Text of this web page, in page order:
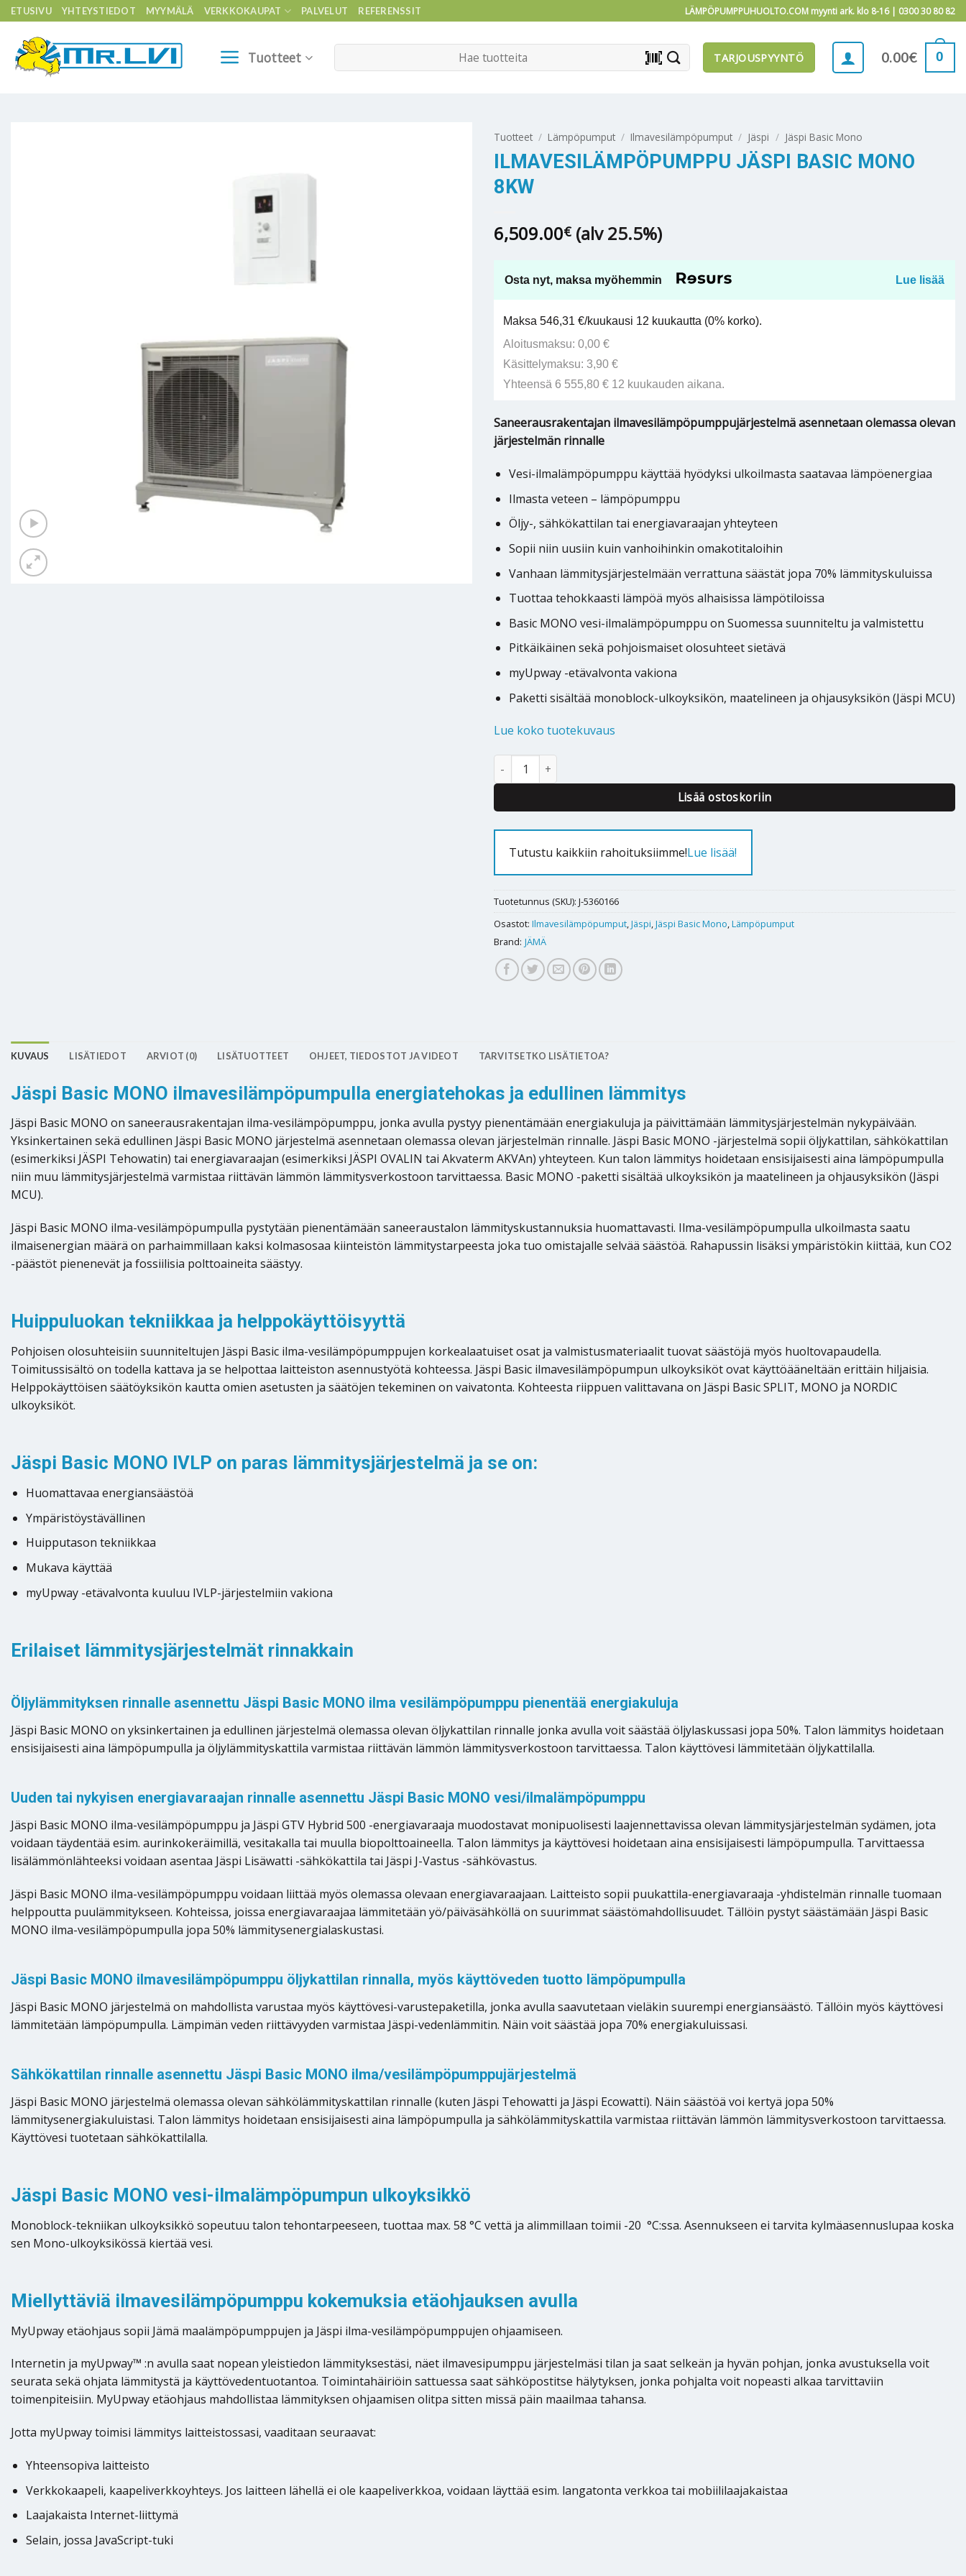
Skip
to
content
ETUSIVU YHTEYSTIEDOT MYYMÄLÄ VERKKOKAUPAT PALVELUT REFERENSSIT LÄMPÖPUMPPUHUOLTO.COM myynti ark. klo 8-16 | 0300 30 80 82
Tuotteet barcode_scanner TARJOUSPYYNTÖ 0.00€ 0
Tuotteet / Lämpöpumput / Ilmavesilämpöpumput / Jäspi / Jäspi Basic Mono
ILMAVESILÄMPÖPUMPPU JÄSPI BASIC MONO
8KW
6,509.00€ (alv 25.5%)
Osta nyt, maksa myöhemmin Lue lisää
Maksa 546,31 €/kuukausi 12 kuukautta (0% korko).
Aloitusmaksu: 0,00 €
Käsittelymaksu: 3,90 €
Yhteensä 6 555,80 € 12 kuukauden aikana.
Saneerausrakentajan ilmavesilämpöpumppujärjestelmä asennetaan olemassa olevan
järjestelmän rinnalle
Vesi-ilmalämpöpumppu käyttää hyödyksi ulkoilmasta saatavaa lämpöenergiaa
Ilmasta veteen – lämpöpumppu
Öljy-, sähkökattilan tai energiavaraajan yhteyteen
Sopii niin uusiin kuin vanhoihinkin omakotitaloihin
Vanhaan lämmitysjärjestelmään verrattuna säästät jopa 70% lämmityskuluissa
Tuottaa tehokkaasti lämpöä myös alhaisissa lämpötiloissa
Basic MONO vesi-ilmalämpöpumppu on Suomessa suunniteltu ja valmistettu
Pitkäikäinen sekä pohjoismaiset olosuhteet sietävä
myUpway -etävalvonta vakiona
Paketti sisältää monoblock-ulkoyksikön, maatelineen ja ohjausyksikön (Jäspi MCU)
Lue koko tuotekuvaus
Ilmavesilämpöpumppu Jäspi Basic Mono 8kW määrä
Lisää ostoskoriin
Alternative:
Tutustu kaikkiin rahoituksiimme!Lue lisää!
Tuotetunnus (SKU): J-5360166
Osastot: Ilmavesilämpöpumput,Jäspi,Jäspi Basic Mono,Lämpöpumput
Brand: JÄMÄ
KUVAUS LISÄTIEDOT ARVIOT (0) LISÄTUOTTEET OHJEET, TIEDOSTOT JA VIDEOT TARVITSETKO LISÄTIETOA?
Jäspi Basic MONO ilmavesilämpöpumpulla energiatehokas ja edullinen lämmitys
Jäspi Basic MONO on saneerausrakentajan ilma-vesilämpöpumppu, jonka avulla pystyy pienentämään energiakuluja ja päivittämään lämmitysjärjestelmän nykypäivään.
Yksinkertainen sekä edullinen Jäspi Basic MONO järjestelmä asennetaan olemassa olevan järjestelmän rinnalle. Jäspi Basic MONO -järjestelmä sopii öljykattilan, sähkökattilan
(esimerkiksi JÄSPI Tehowatin) tai energiavaraajan (esimerkiksi JÄSPI OVALIN tai Akvaterm AKVAn) yhteyteen. Kun talon lämmitys hoidetaan ensisijaisesti aina lämpöpumpulla
niin muu lämmitysjärjestelmä varmistaa riittävän lämmön lämmitysverkostoon tarvittaessa. Basic MONO -paketti sisältää ulkoyksikön ja maatelineen ja ohjausyksikön (Jäspi
MCU).
Jäspi Basic MONO ilma-vesilämpöpumpulla pystytään pienentämään saneeraustalon lämmityskustannuksia huomattavasti. Ilma-vesilämpöpumpulla ulkoilmasta saatu
ilmaisenergian määrä on parhaimmillaan kaksi kolmasosaa kiinteistön lämmitystarpeesta joka tuo omistajalle selvää säästöä. Rahapussin lisäksi ympäristökin kiittää, kun CO2
-päästöt pienenevät ja fossiilisia polttoaineita säästyy.
Huippuluokan tekniikkaa ja helppokäyttöisyyttä
Pohjoisen olosuhteisiin suunniteltujen Jäspi Basic ilma-vesilämpöpumppujen korkealaatuiset osat ja valmistusmateriaalit tuovat säästöjä myös huoltovapaudella.
Toimitussisältö on todella kattava ja se helpottaa laitteiston asennustyötä kohteessa. Jäspi Basic ilmavesilämpöpumpun ulkoyksiköt ovat käyttöääneltään erittäin hiljaisia.
Helppokäyttöisen säätöyksikön kautta omien asetusten ja säätöjen tekeminen on vaivatonta. Kohteesta riippuen valittavana on Jäspi Basic SPLIT, MONO ja NORDIC
ulkoyksiköt.
Jäspi Basic MONO IVLP on paras lämmitysjärjestelmä ja se on:
Huomattavaa energiansäästöä
Ympäristöystävällinen
Huipputason tekniikkaa
Mukava käyttää
myUpway -etävalvonta kuuluu IVLP-järjestelmiin vakiona
Erilaiset lämmitysjärjestelmät rinnakkain
Öljylämmityksen rinnalle asennettu Jäspi Basic MONO ilma vesilämpöpumppu pienentää energiakuluja
Jäspi Basic MONO on yksinkertainen ja edullinen järjestelmä olemassa olevan öljykattilan rinnalle jonka avulla voit säästää öljylaskussasi jopa 50%. Talon lämmitys hoidetaan
ensisijaisesti aina lämpöpumpulla ja öljylämmityskattila varmistaa riittävän lämmön lämmitysverkostoon tarvittaessa. Talon käyttövesi lämmitetään öljykattilalla.
Uuden tai nykyisen energiavaraajan rinnalle asennettu Jäspi Basic MONO vesi/ilmalämpöpumppu
Jäspi Basic MONO ilma-vesilämpöpumppu ja Jäspi GTV Hybrid 500 -energiavaraaja muodostavat monipuolisesti laajennettavissa olevan lämmitysjärjestelmän sydämen, jota
voidaan täydentää esim. aurinkokeräimillä, vesitakalla tai muulla biopolttoaineella. Talon lämmitys ja käyttövesi hoidetaan aina ensisijaisesti lämpöpumpulla. Tarvittaessa
lisälämmönlähteeksi voidaan asentaa Jäspi Lisäwatti -sähkökattila tai Jäspi J-Vastus -sähkövastus.
Jäspi Basic MONO ilma-vesilämpöpumppu voidaan liittää myös olemassa olevaan energiavaraajaan. Laitteisto sopii puukattila-energiavaraaja -yhdistelmän rinnalle tuomaan
helppoutta puulämmitykseen. Kohteissa, joissa energiavaraajaa lämmitetään yö/päiväsähköllä on suurimmat säästömahdollisuudet. Tällöin pystyt säästämään Jäspi Basic
MONO ilma-vesilämpöpumpulla jopa 50% lämmitysenergialaskustasi.
Jäspi Basic MONO ilmavesilämpöpumppu öljykattilan rinnalla, myös käyttöveden tuotto lämpöpumpulla
Jäspi Basic MONO järjestelmä on mahdollista varustaa myös käyttövesi-varustepaketilla, jonka avulla saavutetaan vieläkin suurempi energiansäästö. Tällöin myös käyttövesi
lämmitetään lämpöpumpulla. Lämpimän veden riittävyyden varmistaa Jäspi-vedenlämmitin. Näin voit säästää jopa 70% energiakuluissasi.
Sähkökattilan rinnalle asennettu Jäspi Basic MONO ilma/vesilämpöpumppujärjestelmä
Jäspi Basic MONO järjestelmä olemassa olevan sähkölämmityskattilan rinnalle (kuten Jäspi Tehowatti ja Jäspi Ecowatti). Näin säästöä voi kertyä jopa 50%
lämmitysenergiakuluistasi. Talon lämmitys hoidetaan ensisijaisesti aina lämpöpumpulla ja sähkölämmityskattila varmistaa riittävän lämmön lämmitysverkostoon tarvittaessa.
Käyttövesi tuotetaan sähkökattilalla.
Jäspi Basic MONO vesi-ilmalämpöpumpun ulkoyksikkö
Monoblock-tekniikan ulkoyksikkö sopeutuu talon tehontarpeeseen, tuottaa max. 58 °C vettä ja alimmillaan toimii -20 °C:ssa. Asennukseen ei tarvita kylmäasennuslupaa koska
sen Mono-ulkoyksikössä kiertää vesi.
Miellyttäviä ilmavesilämpöpumppu kokemuksia etäohjauksen avulla
MyUpway etäohjaus sopii Jämä maalämpöpumppujen ja Jäspi ilma-vesilämpöpumppujen ohjaamiseen.
Internetin ja myUpway™ :n avulla saat nopean yleistiedon lämmityksestäsi, näet ilmavesipumppu järjestelmäsi tilan ja saat selkeän ja hyvän pohjan, jonka avustuksella voit
seurata sekä ohjata lämmitystä ja käyttövedentuotantoa. Toimintahäiriöin sattuessa saat sähköpostitse hälytyksen, jonka pohjalta voit nopeasti alkaa tarvittaviin
toimenpiteisiin. MyUpway etäohjaus mahdollistaa lämmityksen ohjaamisen olitpa sitten missä päin maailmaa tahansa.
Jotta myUpway toimisi lämmitys laitteistossasi, vaaditaan seuraavat:
Yhteensopiva laitteisto
Verkkokaapeli, kaapeliverkkoyhteys. Jos laitteen lähellä ei ole kaapeliverkkoa, voidaan läyttää esim. langatonta verkkoa tai mobiililaajakaistaa
Laajakaista Internet-liittymä
Selain, jossa JavaScript-tuki